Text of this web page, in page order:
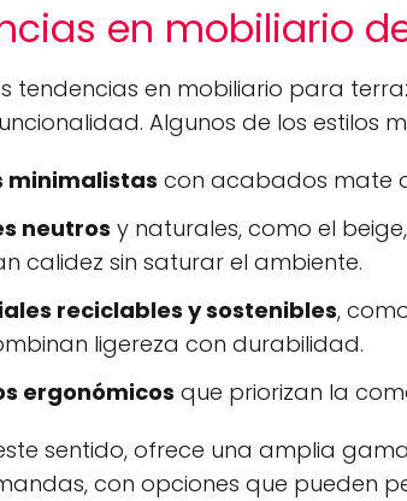
en mobiliario
tendencias en mobiliario para
Algunos de los estilos
minimalistas con acabados mate
neutros y naturales, como el
calidez sin saturar el ambiente.
reciclables y sostenibles,
ligereza con durabilidad.
ergonómicos que priorizan la
sentido, ofrece una amplia
con opciones que pueden